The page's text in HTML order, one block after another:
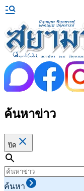
ค้นหาข่าว
ปิด
ค้นหา